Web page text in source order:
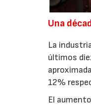
Una
La
últimos
12%
El